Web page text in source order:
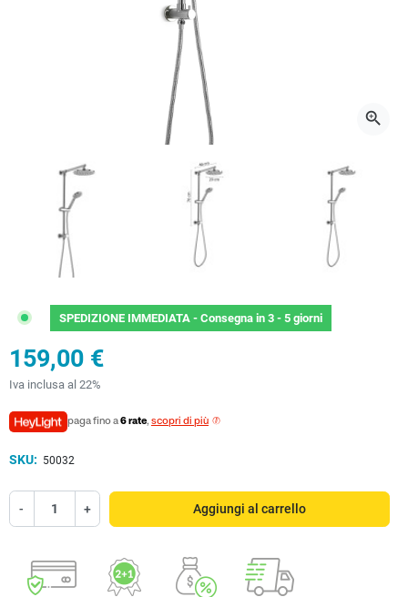
zoom_in
SPEDIZIONE IMMEDIATA - Consegna in 3 - 5 giorni
159,00 €
Iva inclusa al 22%
paga fino a6 rate, scopri di più
SKU: 50032
- + Aggiungi al carrello